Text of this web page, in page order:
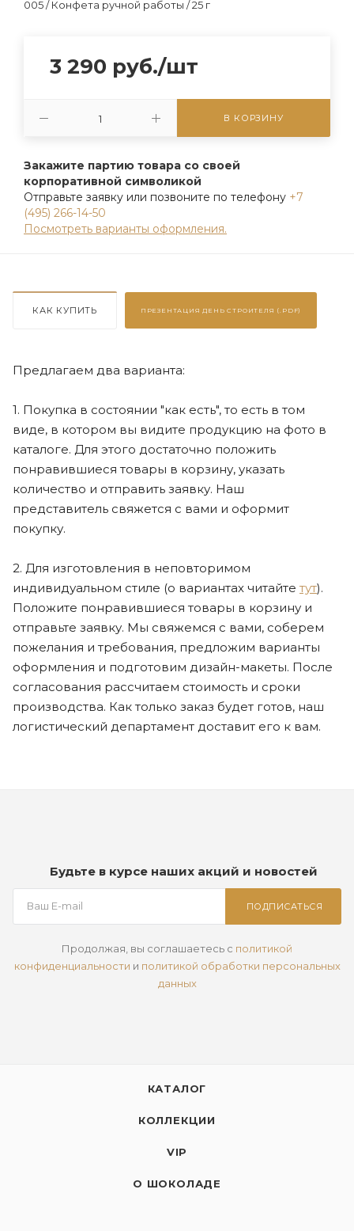
005 / Конфета ручной работы / 25 г
3 290 руб./шт
В КОРЗИНУ
Закажите партию товара со своей
корпоративной символикой
Отправьте заявку или позвоните по телефону +7
(495) 266-14-50
Посмотреть варианты оформления.
КАК КУПИТЬ ПРЕЗЕНТАЦИЯ ДЕНЬ СТРОИТЕЛЯ (.PDF)
Предлагаем два варианта:
1. Покупка в состоянии "как есть", то есть в том
виде, в котором вы видите продукцию на фото в
каталоге. Для этого достаточно положить
понравившиеся товары в корзину, указать
количество и отправить заявку. Наш
представитель свяжется с вами и оформит
покупку.
2. Для изготовления в неповторимом
индивидуальном стиле (о вариантах читайте тут).
Положите понравившиеся товары в корзину и
отправьте заявку. Мы свяжемся с вами, соберем
пожелания и требования, предложим варианты
оформления и подготовим дизайн-макеты. После
согласования рассчитаем стоимость и сроки
производства. Как только заказ будет готов, наш
логистический департамент доставит его к вам.
Будьте в курсе наших акций и новостей
ПОДПИСАТЬСЯ
Продолжая, вы соглашаетесь с политикой
конфиденциальности и политикой обработки персональных
данных
КАТАЛОГ
КОЛЛЕКЦИИ
VIP
О ШОКОЛАДЕ